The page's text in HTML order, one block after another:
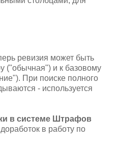
ревизия может быть
("обычная") и к базовому
При поиске полного
- используется
в системе Штрафов
в работу по